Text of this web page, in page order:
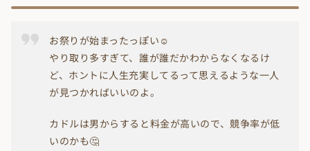
お祭りが始まったっぽい☺
やり取り多すぎて、誰が誰だかわからなくなるけ
ど、ホントに人生充実してるって思えるような一人
が見つかればいいのよ。
カドルは男からすると料金が高いので、競争率が低
いのかも🤔